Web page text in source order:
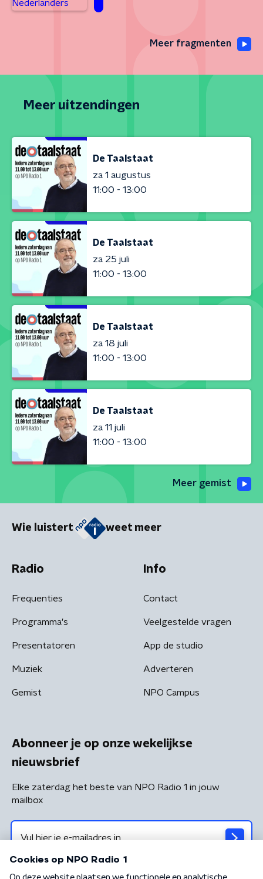
Meer fragmenten
Meer uitzendingen
De Taalstaat
za 1 augustus
11:00 - 13:00
De Taalstaat
za 25 juli
11:00 - 13:00
De Taalstaat
za 18 juli
11:00 - 13:00
De Taalstaat
za 11 juli
11:00 - 13:00
Meer gemist
Wie luistert weet meer
Radio
Frequenties
Programma's
Presentatoren
Muziek
Gemist
Info
Contact
Veelgestelde vragen
App de studio
Adverteren
NPO Campus
Abonneer je op onze wekelijkse
nieuwsbrief
Elke zaterdag het beste van NPO Radio 1 in jouw
mailbox